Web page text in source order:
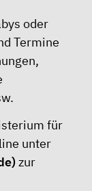
oder
Termine
für
unter
zur